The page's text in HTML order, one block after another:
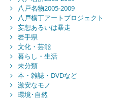
八戸名物2005-2009
八戸横丁アートプロジェクト
妄想あるいは暴走
岩手県
文化・芸能
暮らし・生活
未分類
本・雑誌・DVDなど
激安なモノ
環境･自然